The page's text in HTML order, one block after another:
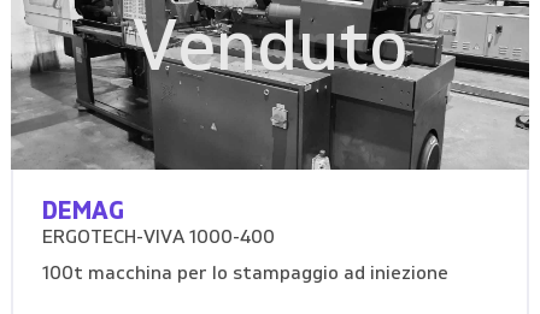
Venduto
DEMAG
ERGOTECH-VIVA 1000-400
100t macchina per lo stampaggio ad iniezione